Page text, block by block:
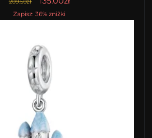
209.50zł
Zapisz: 36% zniżki